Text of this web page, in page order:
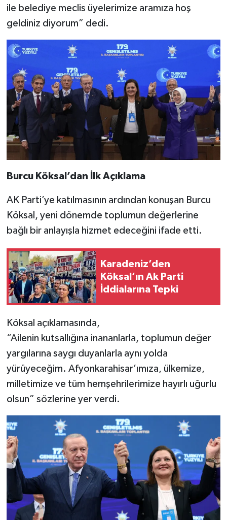
ile belediye meclis üyelerimize aramıza hoş
geldiniz diyorum” dedi.
Burcu Köksal’dan İlk Açıklama
AK Parti’ye katılmasının ardından konuşan Burcu
Köksal, yeni dönemde toplumun değerlerine
bağlı bir anlayışla hizmet edeceğini ifade etti.
Karadeniz’den
Köksal’ın Ak Parti
İddialarına Tepki
Köksal açıklamasında,
“Ailenin kutsallığına inananlarla, toplumun değer
yargılarına saygı duyanlarla aynı yolda
yürüyeceğim. Afyonkarahisar’ımıza, ülkemize,
milletimize ve tüm hemşehrilerimize hayırlı uğurlu
olsun” sözlerine yer verdi.